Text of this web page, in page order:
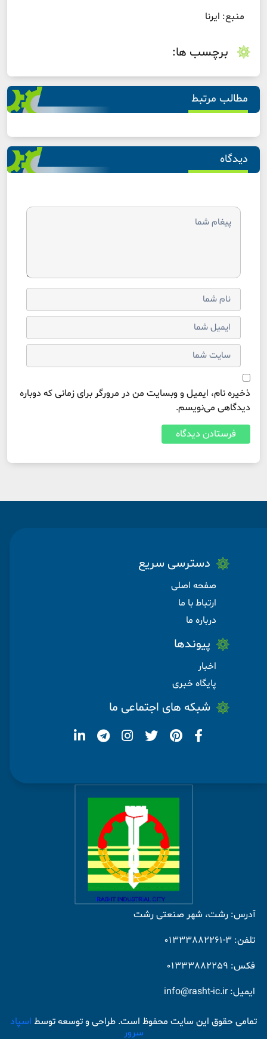
منبع: ایرنا
برچسب ها:
مطالب مرتبط
دیدگاه
ذخیره نام، ایمیل و وبسایت من در مرورگر برای زمانی که دوباره
دیدگاهی می‌نویسم.
دسترسی سریع
صفحه اصلی
ارتباط با ما
درباره ما
پیوندها
اخبار
پایگاه خبری
شبکه های اجتماعی ما
آدرس: رشت، شهر صنعتی رشت
تلفن: 3-01333882261
فکس: 01333882259
ایمیل: info@rasht-ic.ir
تمامی حقوق این سایت محفوظ است. طراحی و توسعه توسط اسپاد
سرور